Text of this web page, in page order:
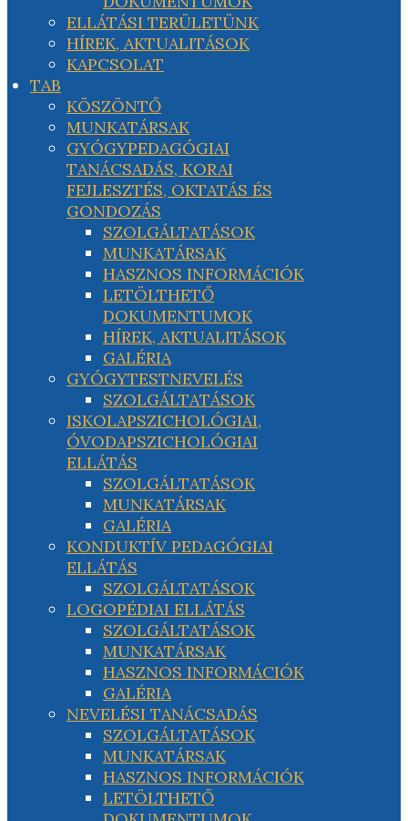
ELLÁTÁSI TERÜLETÜNK
HÍREK, AKTUALITÁSOK
KAPCSOLAT
TAB
KÖSZÖNTŐ
MUNKATÁRSAK
GYÓGYPEDAGÓGIAI
TANÁCSADÁS, KORAI
FEJLESZTÉS, OKTATÁS ÉS
GONDOZÁS
SZOLGÁLTATÁSOK
MUNKATÁRSAK
HASZNOS INFORMÁCIÓK
LETÖLTHETŐ
DOKUMENTUMOK
HÍREK, AKTUALITÁSOK
GALÉRIA
GYÓGYTESTNEVELÉS
SZOLGÁLTATÁSOK
ISKOLAPSZICHOLÓGIAI,
ÓVODAPSZICHOLÓGIAI
ELLÁTÁS
SZOLGÁLTATÁSOK
MUNKATÁRSAK
GALÉRIA
KONDUKTÍV PEDAGÓGIAI
ELLÁTÁS
SZOLGÁLTATÁSOK
LOGOPÉDIAI ELLÁTÁS
SZOLGÁLTATÁSOK
MUNKATÁRSAK
HASZNOS INFORMÁCIÓK
GALÉRIA
NEVELÉSI TANÁCSADÁS
SZOLGÁLTATÁSOK
MUNKATÁRSAK
HASZNOS INFORMÁCIÓK
LETÖLTHETŐ